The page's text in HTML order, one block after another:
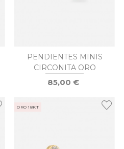
PENDIENTES MINIS
CIRCONITA ORO
85,00 €
ORO 18KT